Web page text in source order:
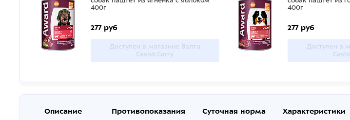
400г
277 руб
Доступен в магазине Валта
Cash&Carry
400г
277 руб
Доступен в
Описание Противопоказания Суточная норма Характеристики